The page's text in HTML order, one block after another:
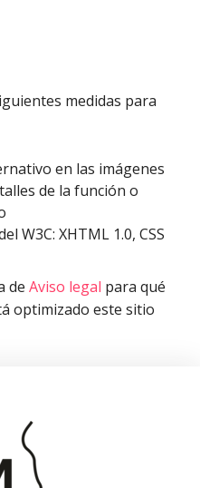
medidas para
en las imágenes
de la función o
W3C: XHTML 1.0, CSS
de Aviso legal para qué
optimizado este sitio